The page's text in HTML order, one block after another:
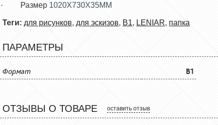
·
Размер 1020X730X35MM
Теги: для рисунков, для эскизов, В1, LENIAR, папка
ПАРАМЕТРЫ
Формат B1
ОТЗЫВЫ О ТОВАРЕ оставить отзыв